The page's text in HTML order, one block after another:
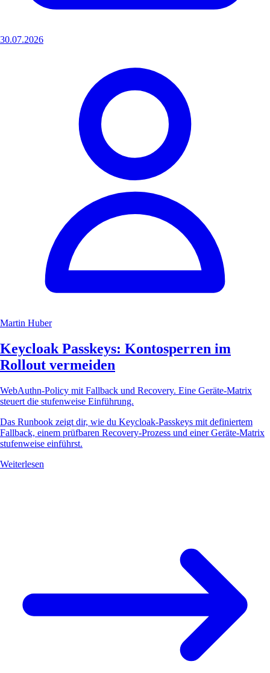
30.07.2026
Martin Huber
Keycloak Passkeys: Kontosperren im
Rollout vermeiden
WebAuthn-Policy mit Fallback und Recovery. Eine Geräte-Matrix
steuert die stufenweise Einführung.
Das Runbook zeigt dir, wie du Keycloak-Passkeys mit definiertem
Fallback, einem prüfbaren Recovery-Prozess und einer Geräte-Matrix
stufenweise einführst.
Weiterlesen